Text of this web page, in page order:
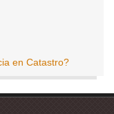
en Catastro?